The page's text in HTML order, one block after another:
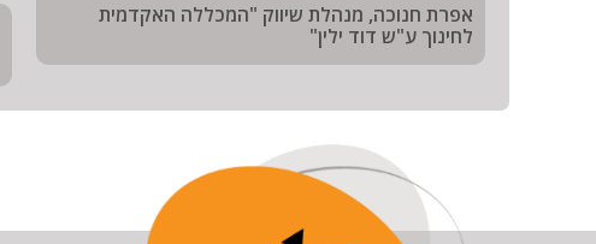
אפרת חנוכה, מנהלת שיווק "המכללה האקדמית
לחינוך ע"ש דוד ילין"